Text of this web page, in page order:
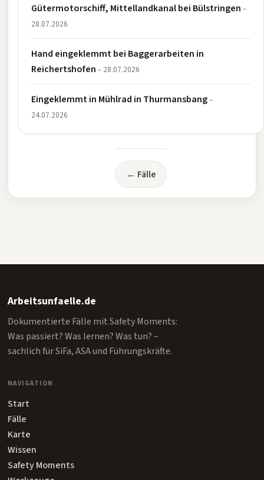
Gütermotorschiff, Mittellandkanal bei Bülstringen–
28.07.2026
Hand eingeklemmt bei Baggerarbeiten in
Reichertshofen– 28.07.2026
Eingeklemmt in Mühlrad in Thurmansbang–
24.07.2026
← Fälle
Arbeitsunfaelle.de
Dokumentierte Fälle mit Safety Moments:
Was passiert? Was lernen? Was tun? –
sachlich für SiFa, ASA und Führungskräfte.
NAVIGATION
Start
Fälle
Karte
Wissen
Safety Moments